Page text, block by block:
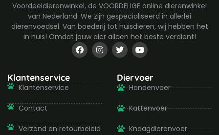
Voordeeldierenwinkel, de VOORDELIGE online dierenwinkel
van Nederland. We zijn gespecialiseerd in allerlei
dierenvoedsel. Van boederij tot huisdieren, wij hebben het
in huis! Omdat jouw dier alleen het beste verdient!
F
a
c
o
I
n
s
g
T
w
i
t
e
r
Y
o
u
u
b
e
Klantenservice
Klantenservice
Contact
Verzend en retourbeleid
Diervoer
Hondenvoer
Kattenvoer
Knaagdierenvoer